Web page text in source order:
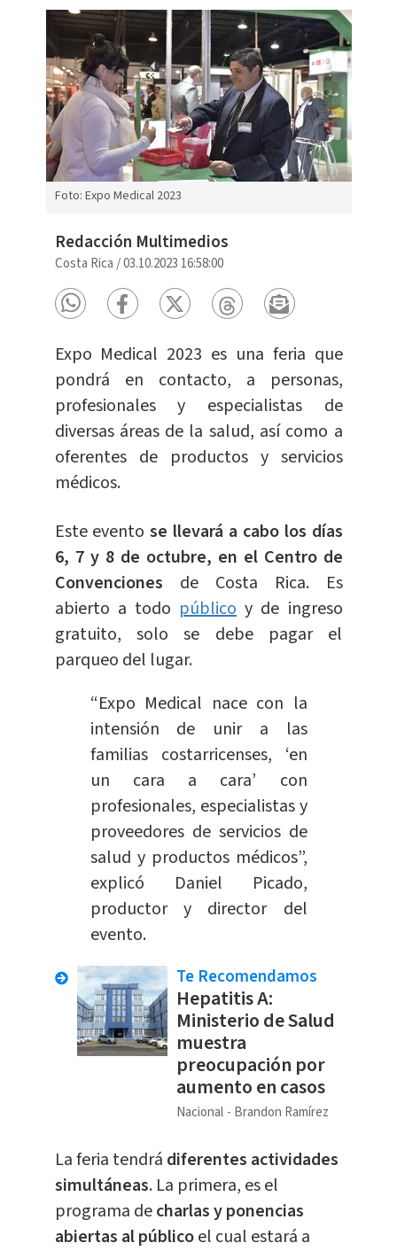
Foto: Expo Medical 2023
Redacción Multimedios
Costa Rica /03.10.2023 16:58:00
Expo Medical 2023 es una feria que
pondrá en contacto, a personas,
profesionales y especialistas de
diversas áreas de la salud, así como a
oferentes de productos y servicios
médicos.
Este eventose llevará a cabo los días
6, 7 y 8 de octubre, en el Centro de
Convenciones de Costa Rica. Es
abierto a todo público y de ingreso
gratuito, solo se debe pagar el
parqueo del lugar.
“Expo Medical nace con la
intensión de unir a las
familias costarricenses, ‘en
un cara a cara’ con
profesionales, especialistas y
proveedores de servicios de
salud y productos médicos”,
explicó Daniel Picado,
productor y director del
evento.
Te Recomendamos
Hepatitis A:
Ministerio de Salud
muestra
preocupación por
aumento en casos
Nacional Brandon Ramírez
La feria tendrá diferentes actividades
simultáneas. La primera, es el
programa decharlas y ponencias
abiertas al públicoel cual estará a